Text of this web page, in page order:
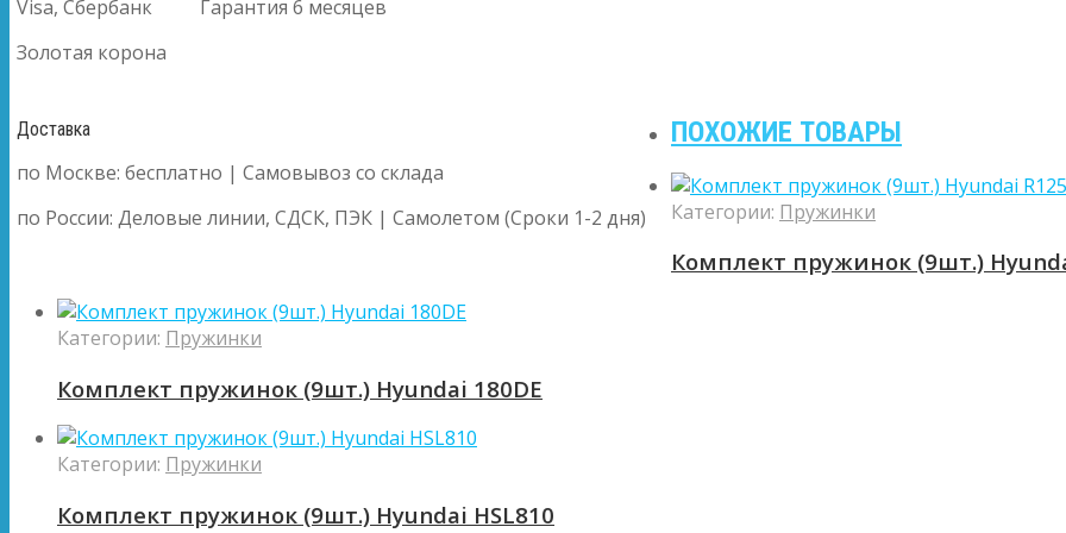
Visa, Сбербанк
Золотая корона
Гарантия 6 месяцев
Доставка
по Москве: бесплатно | Самовывоз со склада
по России: Деловые линии, СДСК, ПЭК | Самолетом (Сроки 1-2 дня)
ПОХОЖИЕ ТОВАРЫ
Категории: Пружинки
Комплект пружинок (9шт.)
Категории: Пружинки
Комплект пружинок (9шт.) Hyundai 180DE
Категории: Пружинки
Комплект пружинок (9шт.) Hyundai HSL810